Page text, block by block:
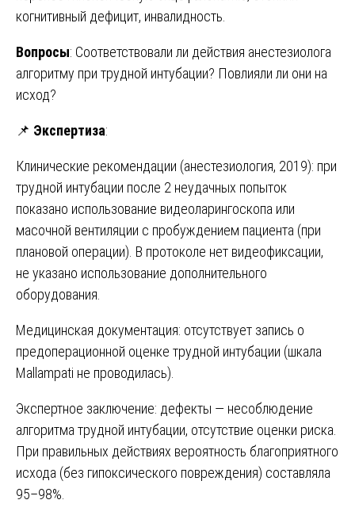
когнитивный дефицит, инвалидность.
Вопросы: Соответствовали ли действия анестезиолога
алгоритму при трудной интубации? Повлияли ли они на
исход?
📌 Экспертиза:
Клинические рекомендации (анестезиология, 2019): при
трудной интубации после 2 неудачных попыток
показано использование видеоларингоскопа или
масочной вентиляции с пробуждением пациента (при
плановой операции). В протоколе нет видеофиксации,
не указано использование дополнительного
оборудования.
Медицинская документация: отсутствует запись о
предоперационной оценке трудной интубации (шкала
Mallampati не проводилась).
Экспертное заключение: дефекты — несоблюдение
алгоритма трудной интубации, отсутствие оценки риска.
При правильных действиях вероятность благоприятного
исхода (без гипоксического повреждения) составляла
95–98%.